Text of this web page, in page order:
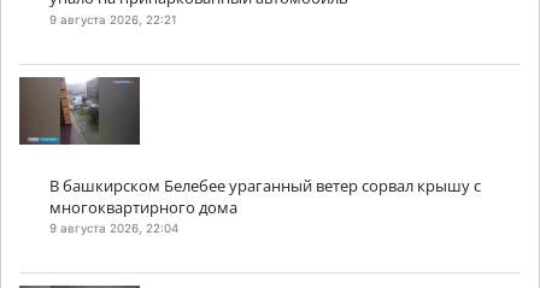
9 августа 2026, 22:21
В башкирском Белебее ураганный ветер сорвал крышу с
многоквартирного дома
9 августа 2026, 22:04